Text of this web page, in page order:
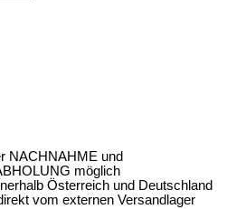
NACHNAHME und
möglich
Österreich und Deutschland
vom externen Versandlager